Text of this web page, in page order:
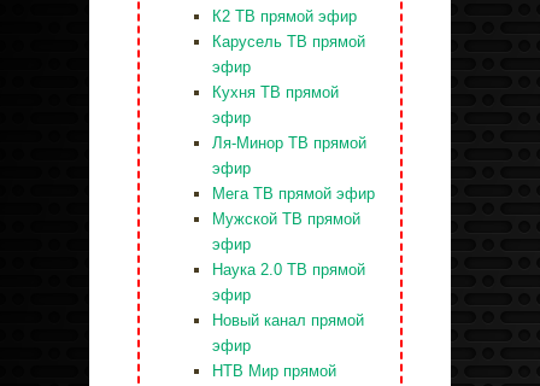
К2 ТВ прямой эфир
Карусель ТВ прямой
эфир
Кухня ТВ прямой
эфир
Ля-Минор ТВ прямой
эфир
Мега ТВ прямой эфир
Мужской ТВ прямой
эфир
Наука 2.0 ТВ прямой
эфир
Новый канал прямой
эфир
НТВ Мир прямой